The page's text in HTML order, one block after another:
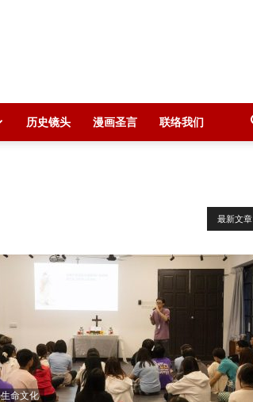
历史镜头 漫画圣言 联络我们
最新文章
生命文化